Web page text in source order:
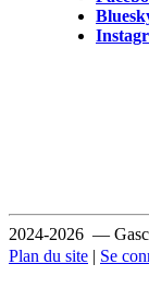
2024-2026 —
Plan du site | Se